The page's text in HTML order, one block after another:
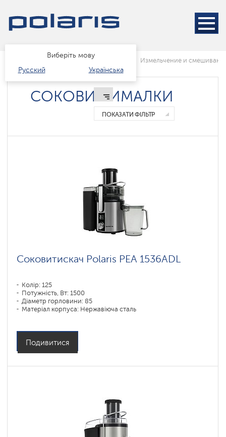
Виберіть мову
Русский
Українська
Каталог Техніка для кухні Измельчение и
СОКОВИЖИМАЛКИ
ПОКАЗАТИ ФІЛЬТР
Соковитискач Polaris РЕА 1536ADL
Колір: 125
Потужність, Вт: 1500
Діаметр горловини: 85
Матеріал корпуса: Нержавіюча сталь
Подивитися
Міксери
Соковижималки
М'ясорубки